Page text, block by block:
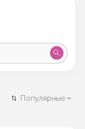
50 экскурсий
Популярные